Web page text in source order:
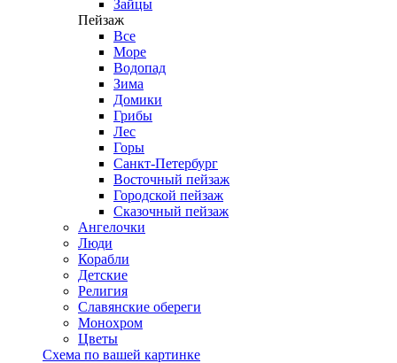
Зайцы
Пейзаж
Все
Море
Водопад
Зима
Домики
Грибы
Лес
Горы
Санкт-Петербург
Восточный пейзаж
Городской пейзаж
Сказочный пейзаж
Ангелочки
Люди
Корабли
Детские
Религия
Славянские обереги
Монохром
Цветы
Схема по вашей картинке